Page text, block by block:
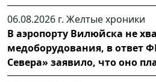
06.08.2026 г. Желтые хроники
В аэропорту Вилюйска не
медоборудования, в ответ
Севера» заявило, что оно